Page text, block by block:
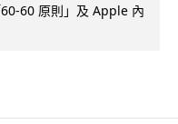
60 原則」及 Apple 內